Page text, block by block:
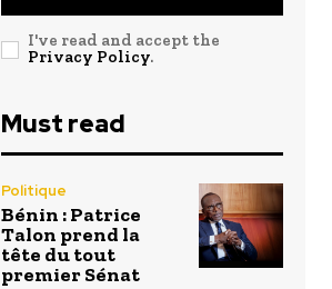
I've read and accept the
Privacy Policy.
Must read
Politique
Bénin : Patrice
Talon prend la
tête du tout
premier Sénat